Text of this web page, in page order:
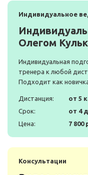
Индивидуальное
Олегом
Индивидуальная
тренера к любой
Подходит как
Дистанция:
от 5
Срок:
от 4
Цена:
7 800
Консультации